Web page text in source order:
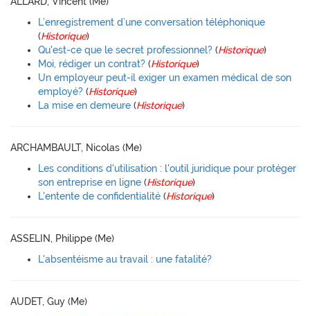
L’enregistrement d’une conversation téléphonique
(Historique)
Qu'est-ce que le secret professionnel? (Historique)
Moi, rédiger un contrat? (Historique)
Un employeur peut-il exiger un examen médical de son
employé? (Historique)
La mise en demeure (Historique)
ARCHAMBAULT, Nicolas (Me)
Les conditions d'utilisation : l'outil juridique pour protéger
son entreprise en ligne (Historique)
L'entente de confidentialité (Historique)
ASSELIN, Philippe (Me)
L'absentéisme au travail : une fatalité?
AUDET, Guy (Me)